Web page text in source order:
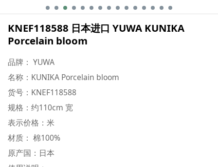
KNEF118588 日本进口 YUWA KUNIKA
Porcelain bloom
品牌： YUWA
名称：KUNIKA Porcelain bloom
货号：KNEF118588
规格：约110cm 宽
表示价格：米
材质： 棉100%
原产国：日本